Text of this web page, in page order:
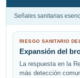
Señales sanitarias
RIESGO SANITARIO
Expansión del
La respuesta en la
más detección